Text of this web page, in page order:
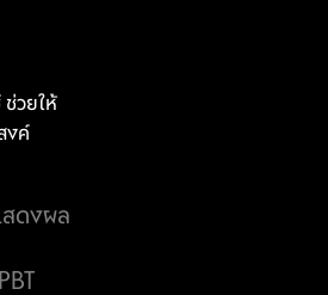
วยให้
งค์​
ดงผล